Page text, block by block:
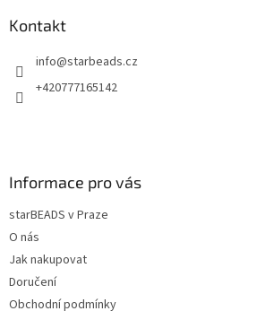
Kontakt
info@starbeads.cz
+420777165142
Informace pro vás
starBEADS v Praze
O nás
Jak nakupovat
Doručení
Obchodní podmínky